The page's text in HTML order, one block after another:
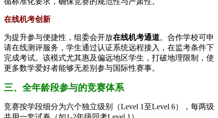
​在线机考创新​
为提升参与便捷性，组委会开放​​在线机考通道​​。合作学校可申
请在线测评服务，学生通过认证系统远程接入，在监考条件下
完成考试。该模式尤其惠及偏远地区学生，打破地理限制，使
更多数学爱好者能够无差别参与国际性赛事。
三、全年龄段参与的竞赛体系
竞赛按学段细分为六个独立级别（Level 1至Level 6），每两级